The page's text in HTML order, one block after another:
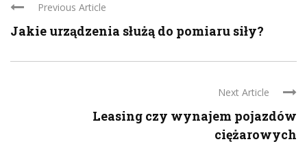
Previous Article
Jakie urządzenia służą do pomiaru siły?
Next Article
Leasing czy wynajem pojazdów
ciężarowych